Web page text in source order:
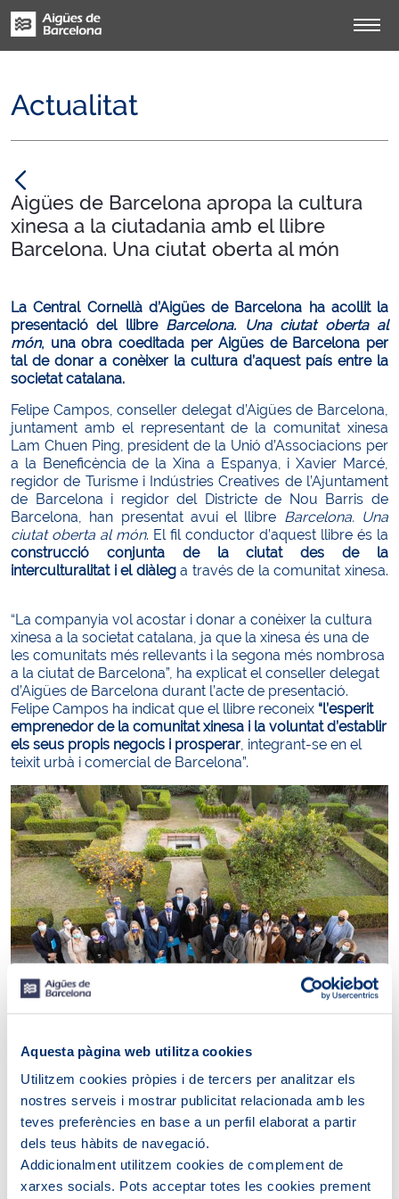
Aquesta pàgina web utilitza cookies
Utilitzem cookies pròpies i de tercers per analitzar els
nostres serveis i mostrar publicitat relacionada amb les
teves preferències en base a un perfil elaborat a partir
dels teus hàbits de navegació.
Addicionalment utilitzem cookies de complement de
xarxes socials. Pots acceptar totes les cookies prement
Actualitat
Aigües de Barcelona apropa la cultura
xinesa a la ciutadania amb el llibre
Barcelona. Una ciutat oberta al món
La Central Cornellà d’Aigües de Barcelona ha acollit la
presentació del llibre Barcelona. Una ciutat oberta al
món, una obra coeditada per Aigües de Barcelona per
tal de donar a conèixer la cultura d’aquest país entre la
societat catalana.
Felipe Campos, conseller delegat d’Aigües de Barcelona,
juntament amb el representant de la comunitat xinesa
Lam Chuen Ping, president de la Unió d’Associacions per
a la Beneficència de la Xina a Espanya, i Xavier Marcé,
regidor de Turisme i Indústries Creatives de l’Ajuntament
de Barcelona i regidor del Districte de Nou Barris de
Barcelona, han presentat avui el llibre Barcelona. Una
ciutat oberta al món. El fil conductor d’aquest llibre és la
construcció conjunta de la ciutat des de la
interculturalitat i el diàlega través de la comunitat xinesa.
“La companyia vol acostar i donar a conèixer la cultura
xinesa a la societat catalana, ja que la xinesa és una de
les comunitats més rellevants i la segona més nombrosa
a la ciutat de Barcelona”, ha explicat el conseller delegat
d’Aigües de Barcelona durant l’acte de presentació.
Felipe Campos ha indicat que el llibre reconeix “l’esperit
emprenedor de la comunitat xinesa i la voluntat d’establir
els seus propis negocis i prosperar, integrant-se en el
teixit urbà i comercial de Barcelona”.
A l’acte, que ha tingut lloc a Can Serra, també hi han
participat Chen Fei Fei, presidenta de l’Associació de
Dones de Comerç i Industrials Xineso-Espanyoles; Zou
Yongwei, president de la Unió d’Associacions de Joves
Xinesos d’Espanya, i el doctor Jianbo Mao, metge de
medicina tradicional xinesa especialitzat en acupuntura.
L’edició Barcelona. Una ciutat oberta al món respon a la